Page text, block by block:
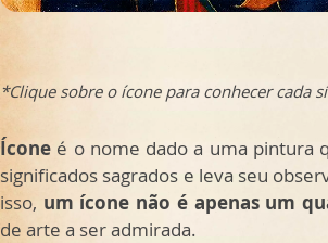
*Clique sobre o ícone para conhecer cada
Ícone é o nome dado a uma pintura
significados sagrados e leva seu
isso, um ícone não é apenas um
de arte a ser admirada.